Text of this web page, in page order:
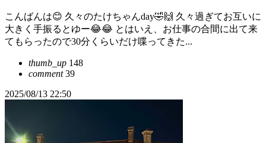
こんばんは😊 久々のたけちゃんday🤣🙌 久々過ぎてお互いに
大きく手振るとゆー😂😂 とはいえ、お仕事の合間に出て来
てもらったので30分くらいだけ喋ってきた...
thumb_up 148
comment39
2025/08/13 22:50